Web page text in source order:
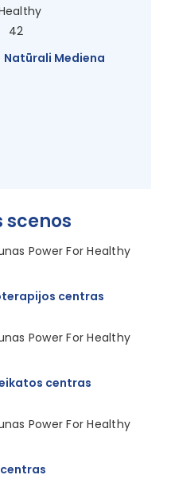
Natūrali Mediena
scenos
centras
centras